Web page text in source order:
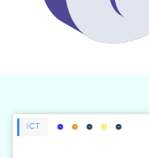
ČLÁNKY
ICT